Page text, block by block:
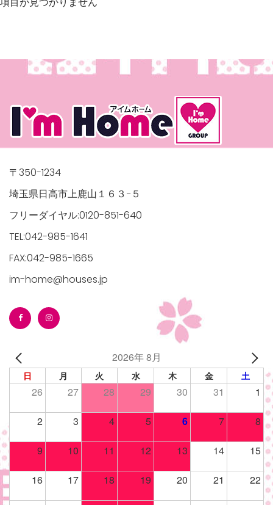
top-
manager/wp-
top-
manager/wp-
top-
〒350-1234
埼玉県日高市上鹿山１６３−５
フリーダイヤル:0120-851-640
TEL:042-985-1641
FAX:042-985-1665
im-home@houses.jp
2026年 8月
日 月 火 水 木 金 土
26 27 28 29 30 31 1
2 3 4 5 6 7 8
9 10 11 12 13 14 15
16 17 18 19 20 21 22